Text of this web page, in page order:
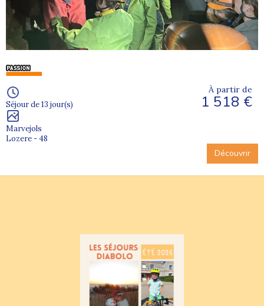
Séjour de 13 jour(s)
Marvejols
Lozere - 48
À partir de
1 518 €
Découvrir